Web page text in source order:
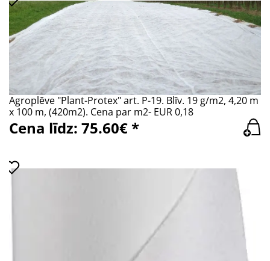
Agroplēve "Plant-Protex" art. P-19. Blīv. 19 g/m2, 4,20 m
x 100 m, (420m2). Cena par m2- EUR 0,18
Cena līdz: 75.60€ *